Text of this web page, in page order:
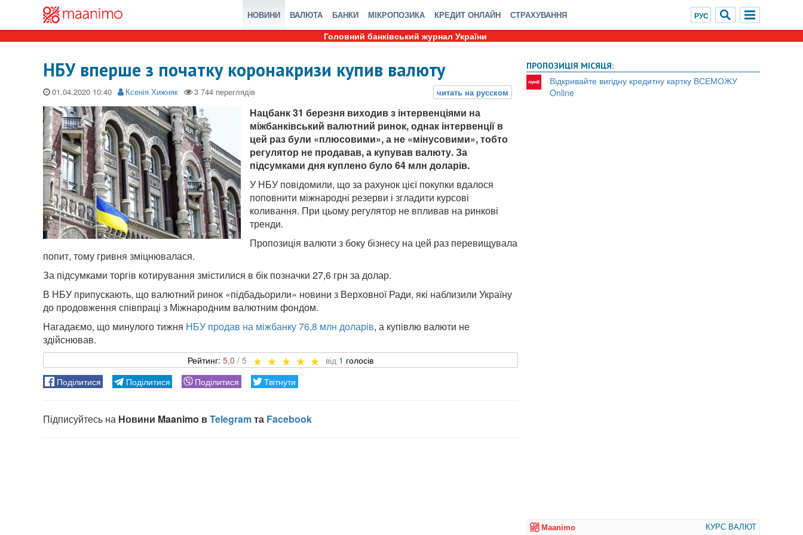
НОВИНИ ВАЛЮТА БАНКИ МІКРОПОЗИКА КРЕДИТ ОНЛАЙН СТРАХУВАННЯ
Головний банківський журнал України
НБУ вперше з початку коронакризи купив валюту
01.04.2020 Ксенія Хижняк
Нацбанк 31 березня виходив з інтервенціями на
міжбанківський валютний ринок, однак інтервенції в
цей раз були «плюсовими», а не «мінусовими», тобто
регулятор не продавав, а купував валюту. За
підсумками дня куплено було 64 млн доларів.
У НБУ повідомили, що за рахунок цієї покупки вдалося
поповнити міжнародні резерви і згладити курсові
коливання. При цьому регулятор не впливав на ринкові
тренди.
Пропозиція валюти з боку бізнесу на цей раз перевищувала
попит, тому гривня зміцнювалася.
За підсумками торгів котирування змістилися в бік позначки 27,6 грн за долар.
В НБУ припускають, що валютний ринок «підбадьорили» новини з Верховної Ради, які наблизили Україну
до продовження співпраці з Міжнародним валютним фондом.
Нагадаємо, що минулого тижня НБУ продав на міжбанку 76,8 млн доларів, а купівлю валюти не
здійснював.
5,0 1
ПРОПОЗИЦІЯ МІСЯЦЯ:
Відкривайте вигідну кредитну картку ВСЕМОЖУ
Online